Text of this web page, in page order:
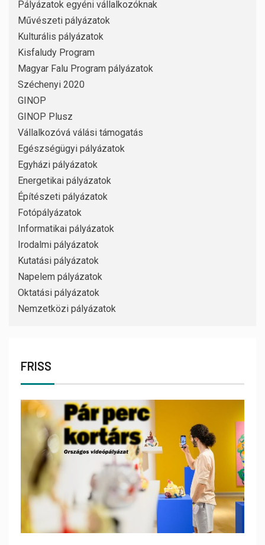
Pályázatok egyéni vállalkozóknak
Művészeti pályázatok
Kulturális pályázatok
Kisfaludy Program
Magyar Falu Program pályázatok
Széchenyi 2020
GINOP
GINOP Plusz
Vállalkozóvá válási támogatás
Egészségügyi pályázatok
Egyházi pályázatok
Energetikai pályázatok
Építészeti pályázatok
Fotópályázatok
Informatikai pályázatok
Irodalmi pályázatok
Kutatási pályázatok
Napelem pályázatok
Oktatási pályázatok
Nemzetközi pályázatok
FRISS